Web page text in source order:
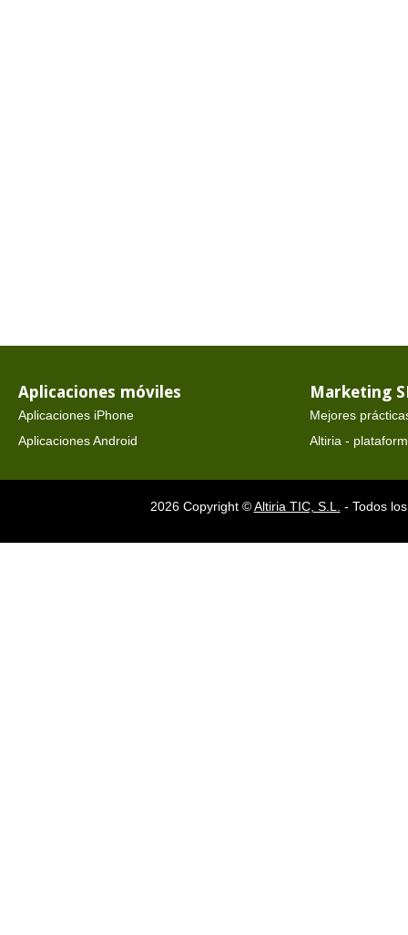
Aplicaciones móviles
Aplicaciones iPhone
Aplicaciones Android
Marketing
Mejores
Altiria -
2026 Copyright ©Altiria TIC, S.L. - Todos